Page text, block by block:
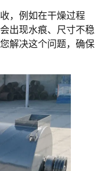
，例如在干燥过程
出现水痕、尺寸不稳
解决这个问题，确保